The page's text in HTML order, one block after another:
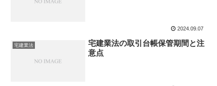
2024.09.07
宅建業法
宅建業法の取引台帳保管期間と注
意点